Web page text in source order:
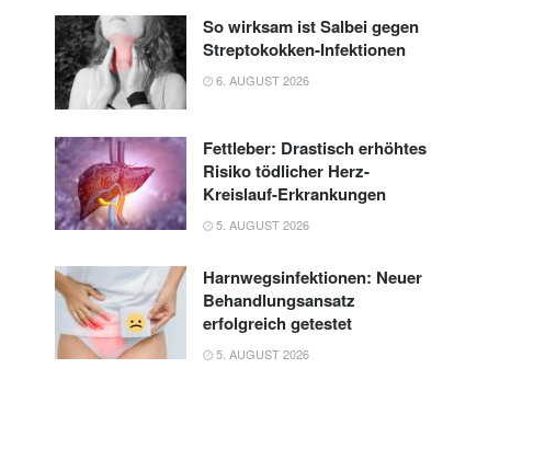
So wirksam ist Salbei gegen
Streptokokken-Infektionen
6. AUGUST 2026
Fettleber: Drastisch erhöhtes
Risiko tödlicher Herz-
Kreislauf-Erkrankungen
5. AUGUST 2026
Harnwegsinfektionen: Neuer
Behandlungsansatz
erfolgreich getestet
5. AUGUST 2026